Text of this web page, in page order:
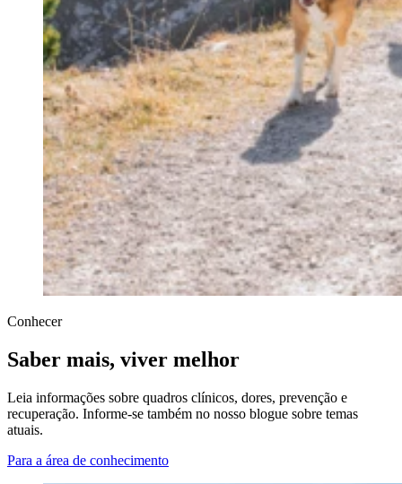
Conhecer
Saber mais, viver melhor
Leia informações sobre quadros clínicos, dores, prevenção e
recuperação. Informe-se também no nosso blogue sobre temas
atuais.
Para a área de conhecimento